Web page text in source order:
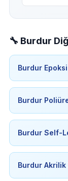
🔧 Burdur
Burdur
Burdur
Burdur Self-
Burdur Akrilik